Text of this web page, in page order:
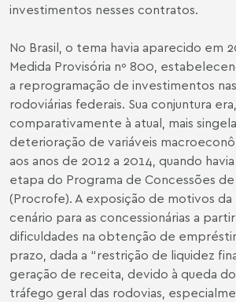
investimentos nesses contratos.
No Brasil, o tema havia aparecido em
Medida Provisória nº 800,
a reprogramação de investimentos
rodoviárias federais. Sua conjuntura era,
comparativamente à atual, mais
deterioração de variáveis
aos anos de 2012 a 2014, quando
etapa do Programa de Concessões de
(Procrofe). A exposição de motivos da
cenário para as concessionárias a
dificuldades na obtenção de
prazo, dada a “restrição de liquidez
geração de receita, devido à queda
tráfego geral das rodovias,